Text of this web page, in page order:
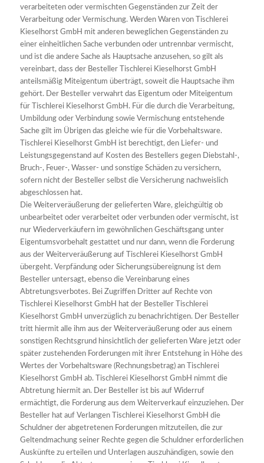
verarbeiteten oder vermischten Gegenständen zur Zeit der
Verarbeitung oder Vermischung. Werden Waren von Tischlerei
Kieselhorst GmbH mit anderen beweglichen Gegenständen zu
einer einheitlichen Sache verbunden oder untrennbar vermischt,
und ist die andere Sache als Hauptsache anzusehen, so gilt als
vereinbart, dass der Besteller Tischlerei Kieselhorst GmbH
anteilsmäßig Miteigentum überträgt, soweit die Hauptsache ihm
gehört. Der Besteller verwahrt das Eigentum oder Miteigentum
für Tischlerei Kieselhorst GmbH. Für die durch die Verarbeitung,
Umbildung oder Verbindung sowie Vermischung entstehende
Sache gilt im Übrigen das gleiche wie für die Vorbehaltsware.
Tischlerei Kieselhorst GmbH ist berechtigt, den Liefer- und
Leistungsgegenstand auf Kosten des Bestellers gegen Diebstahl-,
Bruch-, Feuer-, Wasser- und sonstige Schäden zu versichern,
sofern nicht der Besteller selbst die Versicherung nachweislich
abgeschlossen hat.
Die Weiterveräußerung der gelieferten Ware, gleichgültig ob
unbearbeitet oder verarbeitet oder verbunden oder vermischt, ist
nur Wiederverkäufern im gewöhnlichen Geschäftsgang unter
Eigentumsvorbehalt gestattet und nur dann, wenn die Forderung
aus der Weiterveräußerung auf Tischlerei Kieselhorst GmbH
übergeht. Verpfändung oder Sicherungsübereignung ist dem
Besteller untersagt, ebenso die Vereinbarung eines
Abtretungsverbotes. Bei Zugriffen Dritter auf Rechte von
Tischlerei Kieselhorst GmbH hat der Besteller Tischlerei
Kieselhorst GmbH unverzüglich zu benachrichtigen. Der Besteller
tritt hiermit alle ihm aus der Weiterveräußerung oder aus einem
sonstigen Rechtsgrund hinsichtlich der gelieferten Ware jetzt oder
später zustehenden Forderungen mit ihrer Entstehung in Höhe des
Wertes der Vorbehaltsware (Rechnungsbetrag) an Tischlerei
Kieselhorst GmbH ab. Tischlerei Kieselhorst GmbH nimmt die
Abtretung hiermit an. Der Besteller ist bis auf Widerruf
ermächtigt, die Forderung aus dem Weiterverkauf einzuziehen. Der
Besteller hat auf Verlangen Tischlerei Kieselhorst GmbH die
Schuldner der abgetretenen Forderungen mitzuteilen, die zur
Geltendmachung seiner Rechte gegen die Schuldner erforderlichen
Auskünfte zu erteilen und Unterlagen auszuhändigen, sowie den